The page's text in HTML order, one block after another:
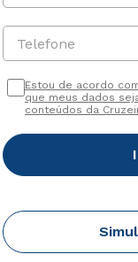
Telefone
Estou de acordo
que meus dados
conteúdos da